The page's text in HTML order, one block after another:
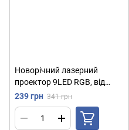
Новорічний лазерний
проектор 9LED RGB, від
мережі, PLA-6Y / Лазер
диско / Новорічний
проектор
239 грн 341 грн